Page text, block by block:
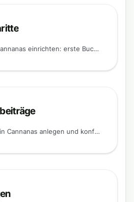
Finanzsystem in Cannanas einrichten: erste Buchung erstellen, Zahlungen bestätigen und den Überblick behalten.
Mitgliedsbeiträge in Cannanas anlegen und konfigurieren: Beitragsarten, Preise, Kontingente, Guthaben und automatische Buchung.